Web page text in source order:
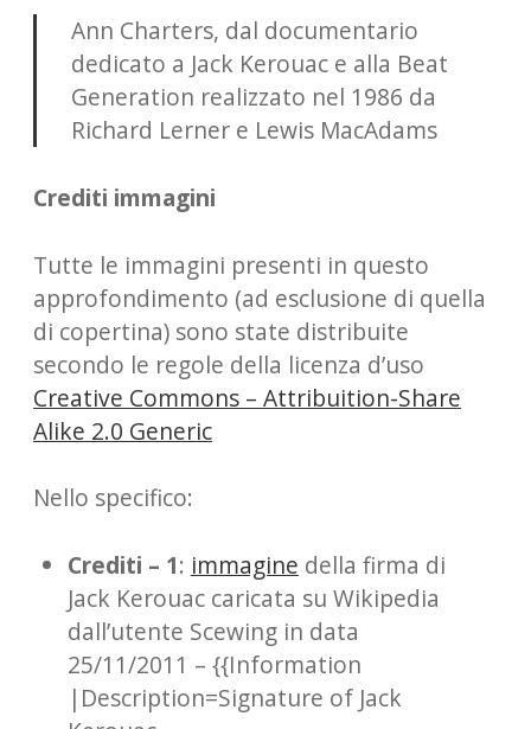
Ann Charters, dal documentario
dedicato a Jack Kerouac e alla Beat
Generation realizzato nel 1986 da
Richard Lerner e Lewis MacAdams
Crediti immagini
Tutte le immagini presenti in questo
approfondimento (ad esclusione di quella
di copertina) sono state distribuite
secondo le regole della licenza d’uso
Creative Commons – Attribuition-Share
Alike 2.0 Generic
Nello specifico:
Crediti – 1: immagine della firma di
Jack Kerouac caricata su Wikipedia
dall’utente Scewing in data
25/11/2011 – {{Information
|Description=Signature of Jack